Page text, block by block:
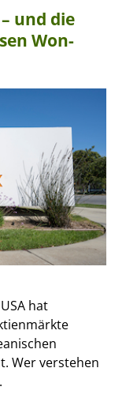
und die
Won-
hat
Wer verstehen